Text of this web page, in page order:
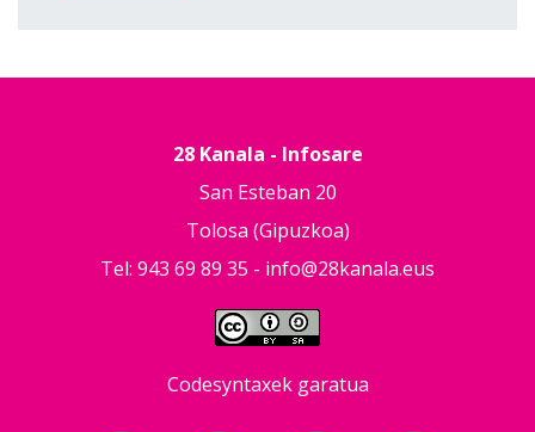
28 Kanala - Infosare
San Esteban 20
Tolosa (Gipuzkoa)
Tel: 943 69 89 35 - info@28kanala.eus
Codesyntaxek garatua